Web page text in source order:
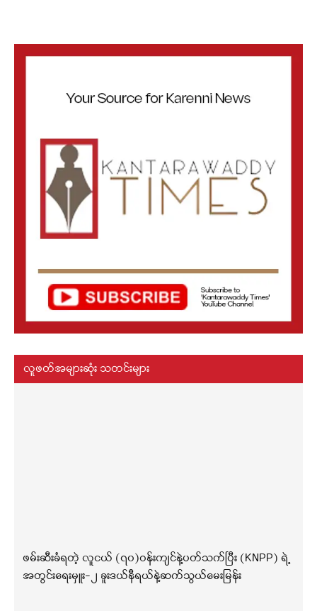
လူဖတ်အများဆုံး သတင်းများ
ဖမ်းဆီးခံရတဲ့ လူငယ် (၇၀)ဝန်းကျင်နဲ့ပတ်သက်ပြီး (KNPP) ရဲ့
အတွင်းရေးမှူး-၂ ခူးဒယ်နီရယ်နဲ့ဆက်သွယ်မေးမြန်း